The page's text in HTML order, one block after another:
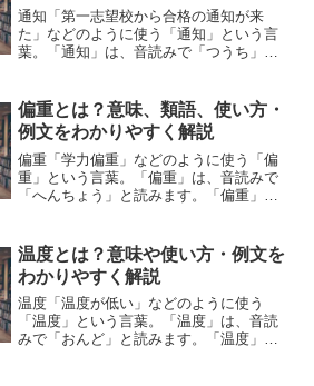
通知「第一志望校から合格の通知が来
た」などのように使う「通知」という言
葉。「通知」は、音読みで「つうち」と
知」の意味や使い方や類語について、小
説などの用例を紹介して、わ...
偏重とは？意味、類語、使い方・
例文をわかりやすく解説
偏重「学力偏重」などのように使う「偏
重」という言葉。「偏重」は、音読みで
「へんちょう」と読みます。「偏重」と
類語について、小説などの用例を紹介し
ながら、わかりやすく解説...
温度とは？意味や使い方・例文を
わかりやすく解説
温度「温度が低い」などのように使う
「温度」という言葉。「温度」は、音読
みで「おんど」と読みます。「温度」と